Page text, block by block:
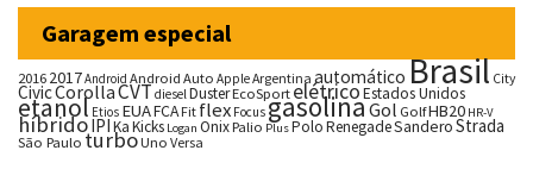
Garagem especial
20162017Android Android Auto AppleArgentina automáticoBrasil City
CivicCorollaCVTdieselDusterEcoSportelétricoEstados Unidos
etanol Etios EUAFCA Fit flex FocusgasolinaGol GolfHB20 HR-V
híbridoIPIKaKicks Logan OnixPalio PlusPoloRenegadeSanderoStrada
São Paulo turboUno Versa